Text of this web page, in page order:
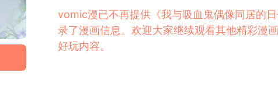
vomic漫已不再提供《我与吸血鬼偶像同居的
录了漫画信息。欢迎大家继续观看其他精彩漫
好玩内容。